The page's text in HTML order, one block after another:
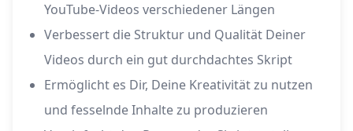
YouTube-Videos verschiedener Längen
Verbessert die Struktur und Qualität Deiner
Videos durch ein gut durchdachtes Skript
Ermöglicht es Dir, Deine Kreativität zu nutzen
und fesselnde Inhalte zu produzieren